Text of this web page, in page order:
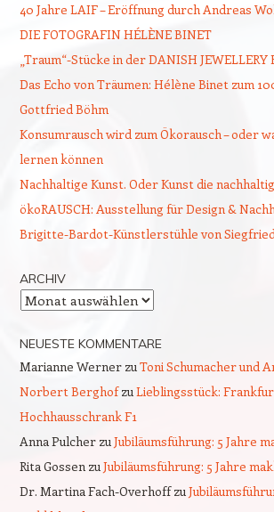
40 Jahre LAIF – Eröffnung durch Andreas
DIE FOTOGRAFIN HÉLÈNE BINET
„Traum“-Stücke in der DANISH
Das Echo von Träumen: Hélène Binet zum
Gottfried Böhm
Konsumrausch wird zum Ökorausch – oder
lernen können
Nachhaltige Kunst. Oder Kunst die
ökoRAUSCH: Ausstellung für Design &
Brigitte-Bardot-Künstlerstühle von Siegfried
ARCHIV
Archiv
NEUESTE KOMMENTARE
Marianne WernerzuToni Schumacher und
Norbert BerghofzuLieblingsstück:
Hochhausschrank F1
Anna PulcherzuJubiläumsführung: 5 Jahre
Rita GossenzuJubiläumsführung: 5 Jahre
Dr. Martina Fach-Overhoffzu